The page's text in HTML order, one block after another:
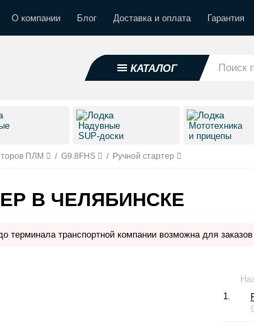
О компании Блог Доставка и оплата Гарантия
КАТАЛОГ
Надувные
SUP-доски
Мототехника
и прицепы
ПЛМ / G9.8FHS / Ручной стартер
В ЧЕЛЯБИНСКЕ
терминала транспортной компании возможна для
1.